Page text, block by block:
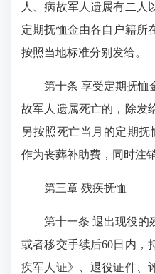
人、病故军人遗属有二人
定期抚恤金由各自户籍所
按照当地标准分别发给。
第十条 享受定期抚恤
故军人遗属死亡的，除发
另按照死亡当月的定期抚
作为丧葬补助费，同时注
第三章 残疾抚恤
第十一条 退出现役的
或者移交手续后60日内，
疾军人证》、退役证件、